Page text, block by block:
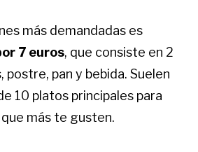
más demandadas es
7 euros, que consiste en 2
postre, pan y bebida. Suelen
10 platos principales para
más te gusten.